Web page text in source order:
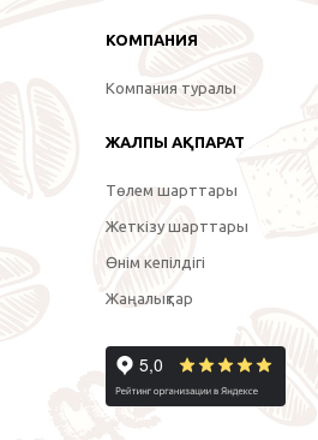
КОМПАНИЯ
Компания туралы
ЖАЛПЫ АҚПАРАТ
Төлем шарттары
Жеткізу шарттары
Өнім кепілдігі
Жаңалықтар